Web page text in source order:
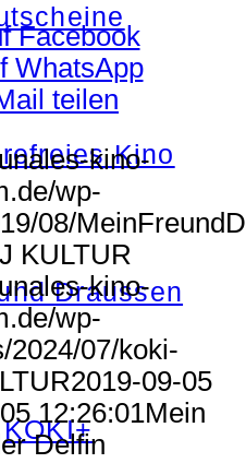
Kino
Draussen
KOKI+
Facebook
WhatsApp
teilen
kino-
wp-
08/
KULTUR
kino-
wp-
2024/07/koki-
2019-09-05
12:26:01Mein
Delfin